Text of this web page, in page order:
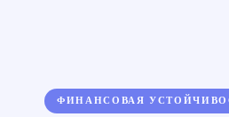
ФИНАНСОВАЯ